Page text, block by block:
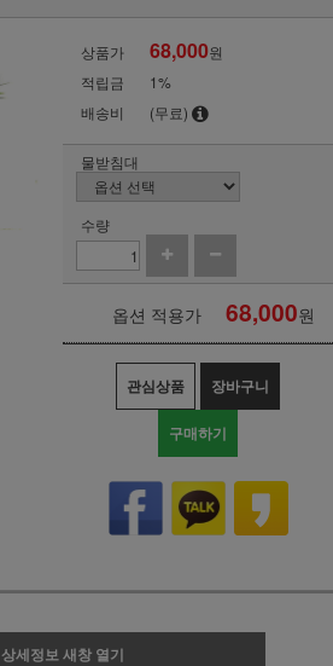
상품가 68,000원
적립금
1%
배송비
(무료)
물받침대
수량
옵션 적용가 68,000원
관심상품 장바구니
구매하기
상세정보 새창 열기